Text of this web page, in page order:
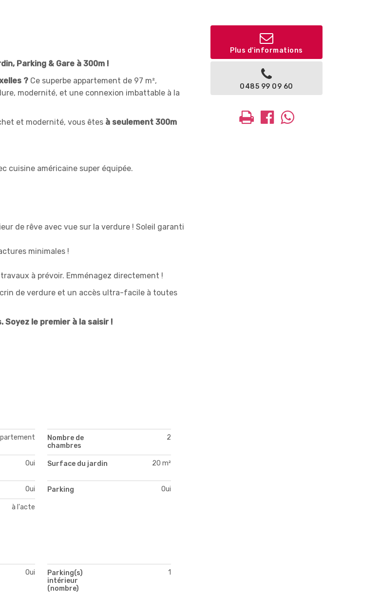
Parking & Gare à 300m !
? Ce superbe appartement de 97 m²,
modernité, et une connexion imbattable à la
et modernité, vous êtes à seulement 300m
cuisine américaine super équipée.
de rêve avec vue sur la verdure ! Soleil garanti
minimales !
à prévoir. Emménagez directement !
de verdure et un accès ultra-facile à toutes
le premier à la saisir !
Nombre de
chambres
2
Oui Surface du jardin 20 m²
Oui Parking Oui
à l'acte
Oui
Parking(s)
intérieur
(nombre)
1
Plus d'informations
0485 99 09 60